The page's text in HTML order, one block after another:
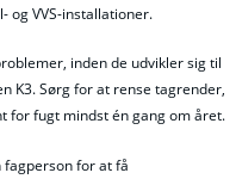
VVS-installationer.
inden de udvikler sig til
K3. Sørg for at rense tagrender,
for fugt mindst én gang om året.
fagperson for at få